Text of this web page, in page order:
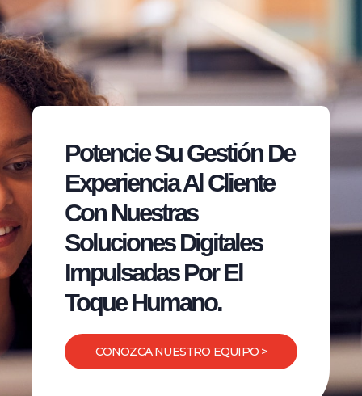
Potencie Su Gestión De
Experiencia Al Cliente
Con Nuestras
Soluciones Digitales
Impulsadas Por El
Toque Humano.
CONOZCA NUESTRO EQUIPO >